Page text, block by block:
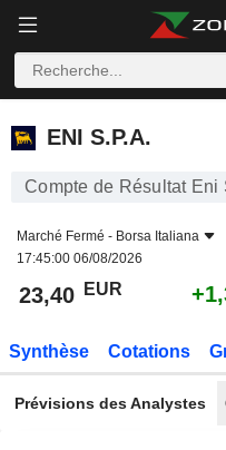
ENI S.P.A.
ENI S.P.A.
Compte de Résultat Eni
Marché Fermé - Borsa Italiana
17:45:00 06/08/2026
23,40 EUR
Synthèse Cotations
Prévisions des Analystes